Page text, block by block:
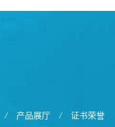
/ 产品展厅 / 证书荣誉